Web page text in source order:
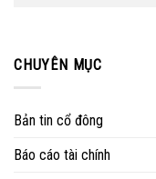
CHUYÊN MỤC
Bản tin cổ đông
Báo cáo tài chính